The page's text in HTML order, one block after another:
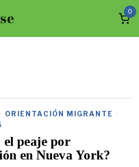
0
· ORIENTACIÓN MIGRANTE ·
el peaje por
en Nueva York?